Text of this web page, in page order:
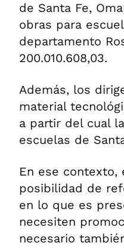
de Santa Fe,
obras para
departamento
200.010.608,03.
Además, los
material
a partir del cual
escuelas de
En ese contexto,
posibilidad de
en lo que es
necesiten
necesario